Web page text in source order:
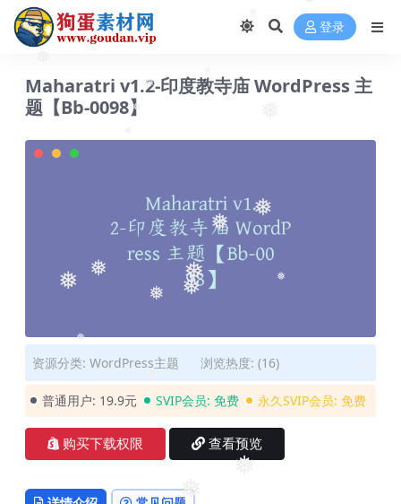
❅
❅
❅
❅
❅
❅
❅
❅
❅
❅
❅
❅
❅
登录
Maharatri v1.2-印度教寺庙 WordPress 主
题【Bb-0098】
资源分类: WordPress主题 浏览热度: (16)
普通用户: 19.9元 SVIP会员: 免费 永久SVIP会员: 免费
购买下载权限 查看预览